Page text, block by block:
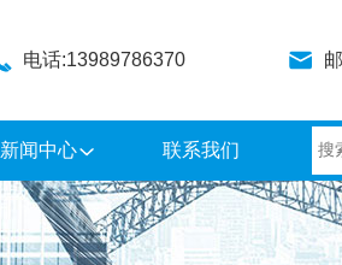
电话:13989786370
新闻中心 联系我们